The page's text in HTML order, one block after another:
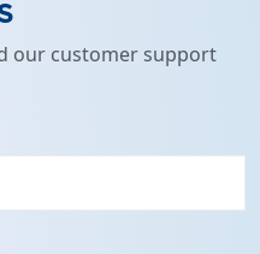
our customer support